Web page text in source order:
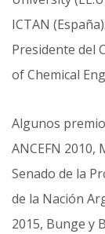
ICTAN
Presidente del
of Chemical
Algunos
ANCEFN 2010,
Senado de la
de la Nación
2015, Bunge y